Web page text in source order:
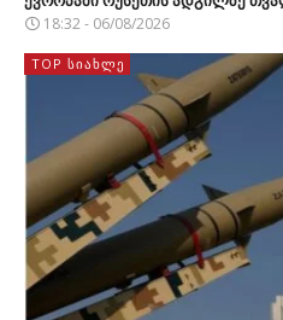
18:32 - 06/08/2026
TOP ᲡᲘᲐᲮᲚᲔ